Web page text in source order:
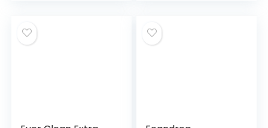
Toilette
wegspülbar